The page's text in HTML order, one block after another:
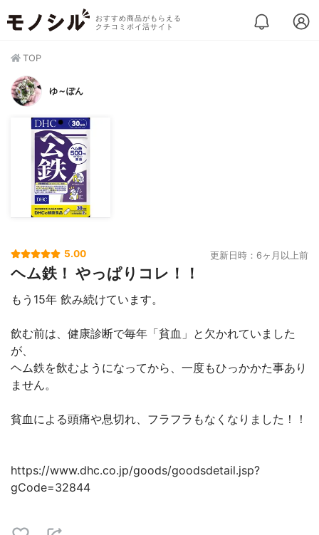
おすすめ商品がもらえる
クチコミポイ活サイト
TOP
ゆ～ぽん
5.00 更新日時：6ヶ月以上前
ヘム鉄！ やっぱりコレ！！
もう15年 飲み続けています。
飲む前は、健康診断で毎年「貧血」と欠かれていました
が、
ヘム鉄を飲むようになってから、一度もひっかかた事あり
ません。
貧血による頭痛や息切れ、フラフラもなくなりました！！
https://www.dhc.co.jp/goods/goodsdetail.jsp?
gCode=32844